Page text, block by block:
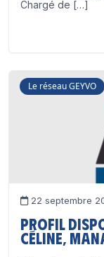
Chargé de […]
Le réseau GEYVO
22 septembre
Profil
Céline,